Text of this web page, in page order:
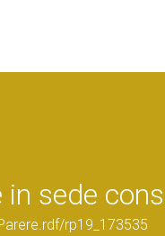
in sede
rp19_173535